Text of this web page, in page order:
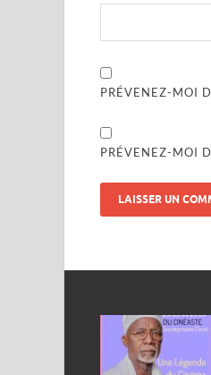
PRÉVENEZ-MOI
PRÉVENEZ-MOI